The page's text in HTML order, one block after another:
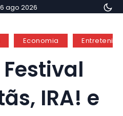
ago 2026
Economia
IRA! e